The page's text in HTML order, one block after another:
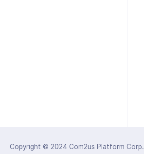
Copyright © 2024 Com2us Platform Corp.